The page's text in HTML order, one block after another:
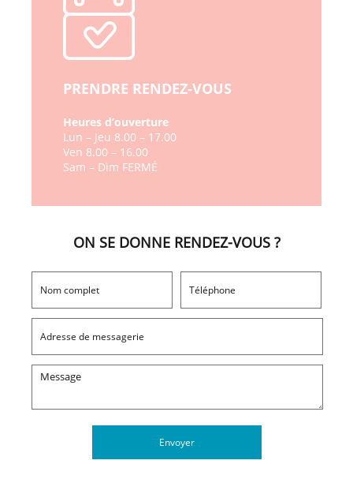
PRENDRE RENDEZ-VOUS
Heures d’ouverture
Lun – Jeu 8.00 – 17.00
Ven 8.00 – 16.00
Sam – Dim FERMÉ
ON SE DONNE RENDEZ-VOUS ?